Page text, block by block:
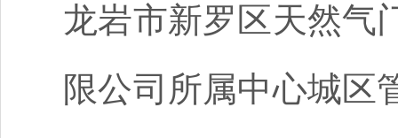
龙岩市新罗区天然气
限公司所属中心城区